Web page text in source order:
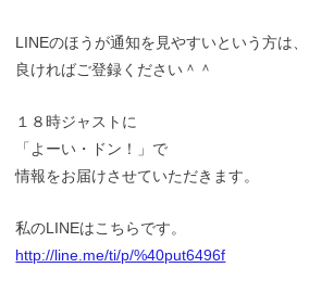
LINEのほうが通知を見やすいという方は、
良ければご登録ください＾＾
１８時ジャストに
「よーい・ドン！」で
情報をお届けさせていただきます。
私のLINEはこちらです。
http://line.me/ti/p/%40put6496f